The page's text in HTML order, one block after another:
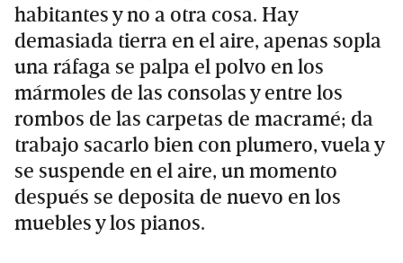
habitantes y no a otra cosa. Hay
demasiada tierra en el aire, apenas sopla
una ráfaga se palpa el polvo en los
mármoles de las consolas y entre los
rombos de las carpetas de macramé; da
trabajo sacarlo bien con plumero, vuela y
se suspende en el aire, un momento
después se deposita de nuevo en los
muebles y los pianos.